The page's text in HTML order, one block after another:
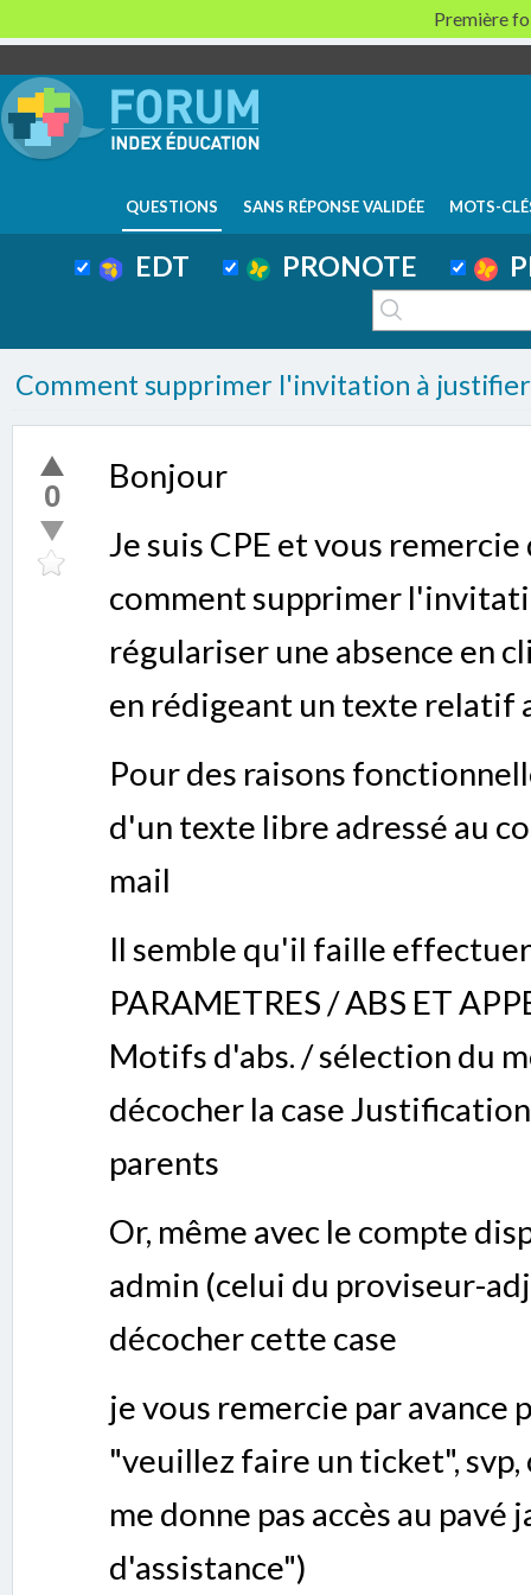
QUESTIONS SANS RÉPONSE VALIDÉE MOTS-
EDT PRONOTE
Comment supprimer l'invitation à
0
Bonjour
Je suis CPE et vous
comment supprimer
régulariser une absence en
en rédigeant un texte relatif
Pour des raisons
d'un texte libre adressé au
mail
Il semble qu'il faille
PARAMETRES / ABS ET
Motifs d'abs. / sélection du
décocher la case
parents
Or, même avec le compte
admin (celui du proviseur-
décocher cette case
je vous remercie par avance
"veuillez faire un ticket",
me donne pas accès au
d'assistance")
Première